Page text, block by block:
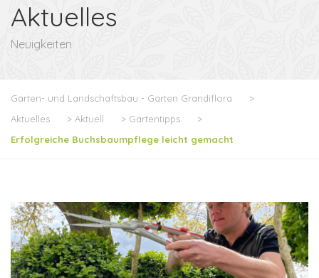
Aktuelles
Neuigkeiten
Garten- und Landschaftsbau - Garten Grandiflora
>
Aktuelles
> Aktuell > Gartentipps
>
Erfolgreiche Buchsbaumpflege leicht gemacht